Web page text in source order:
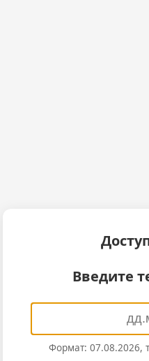
Введите
Формат: 07.08.2026,